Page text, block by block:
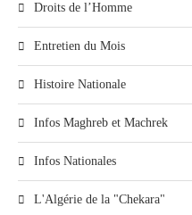
Droits de l’Homme
Entretien du Mois
Histoire Nationale
Infos Maghreb et Machrek
Infos Nationales
L'Algérie de la "Chekara"